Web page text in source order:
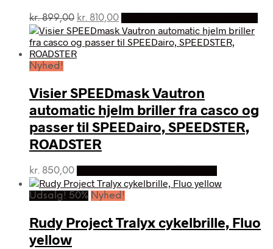
kr.899,00 Den
oprindelige
pris
var:
kr. 810,00Den
aktuelle
pris
Nyhed!
Visier SPEEDmask Vautron
automatic hjelm briller fra casco og
passer til SPEEDairo, SPEEDSTER,
ROADSTER
kr. 850,00
Udsalg! 50% Nyhed!
Rudy Project Tralyx cykelbrille, Fluo
yellow